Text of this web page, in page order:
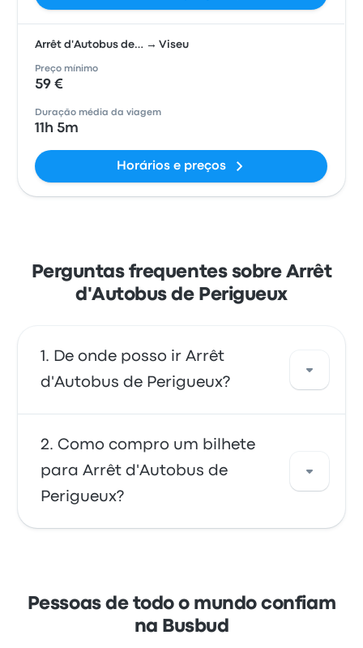
Arrêt d'Autobus de… → Viseu
Preço mínimo
59 €
Duração média da viagem
11h 5m
Horários e preços
Perguntas frequentes sobre Arrêt
d'Autobus de Perigueux
De onde posso ir Arrêt
d'Autobus de Perigueux?
A partir de Arrêt d'Autobus de Perigueux,
pode viajar para uma variedade de destinos.
Algumas opções populares incluem Bordéus
ou Viseu. Utilize a nossa ferramenta de
Como compro um bilhete
para Arrêt d'Autobus de
Perigueux?
facilidade de pagar com o seu cartão de
crédito, incluindo cartões principais como
Mastercard, Visa, Amex e outros, bem como
Pessoas de todo o mundo confiam
na Busbud